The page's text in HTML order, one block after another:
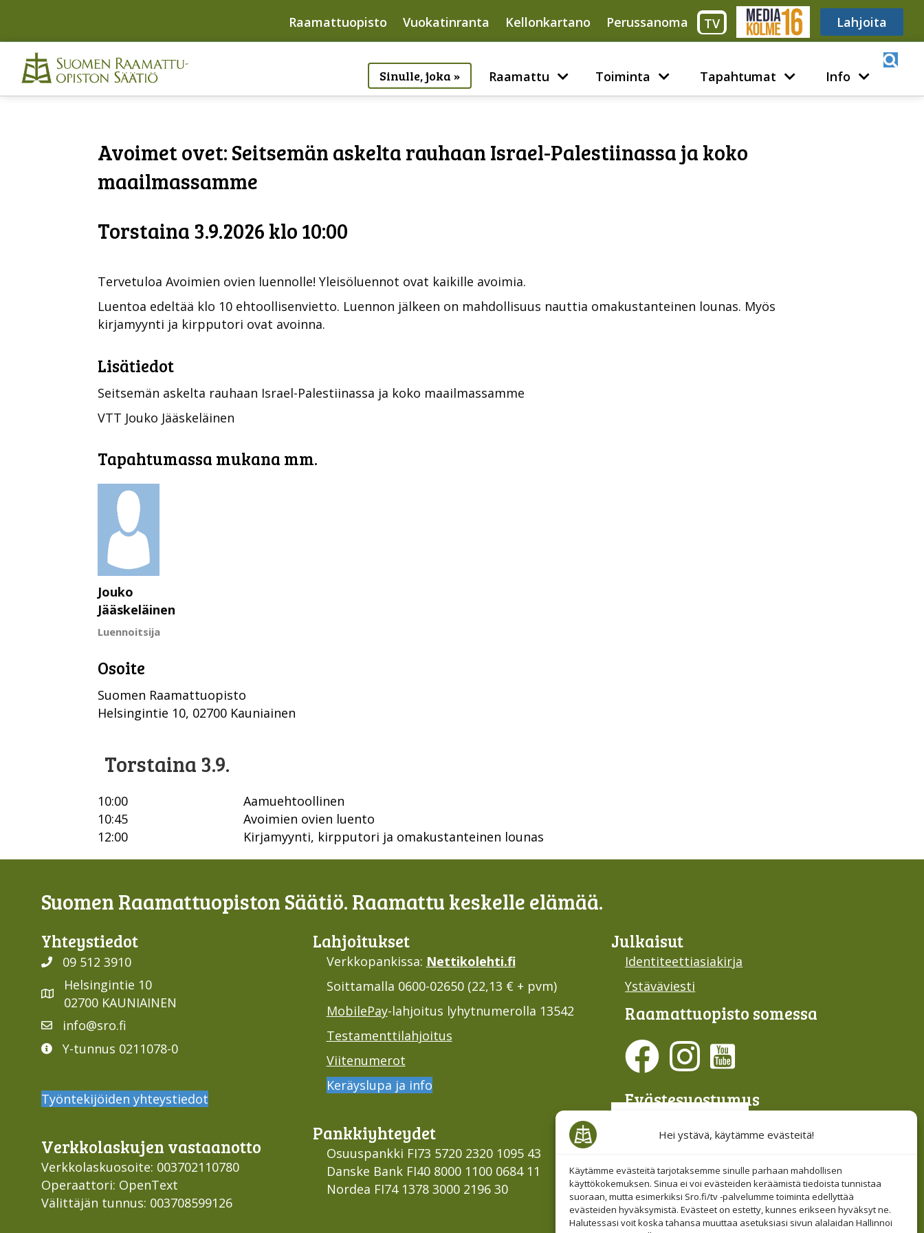
Hei ystävä, käytämme evästeitä!
Käytämme evästeitä tarjotaksemme sinulle parhaan mahdollisen
käyttökokemuksen. Sinua ei voi evästeiden keräämistä tiedoista tunnistaa
suoraan, mutta esimerkiksi Sro.fi/tv -palvelumme toiminta edellyttää
evästeiden hyväksymistä. Evästeet on estetty, kunnes erikseen hyväksyt ne.
Halutessasi voit koska tahansa muuttaa asetuksiasi sivun alalaidan Hallinnoi
Raamattuopisto Vuokatinranta Kellonkartano Perussanoma TV Media316 Lahjoita
Sinulle, joka » Raamattu Toiminta Tapahtumat Info
Avoimet ovet: Seitsemän askelta rauhaan Israel-Palestiinassa ja koko
maailmassamme
Torstaina 3.9.2026 klo 10:00
Tervetuloa Avoimien ovien luennolle! Yleisöluennot ovat kaikille avoimia.
Luentoa edeltää klo 10 ehtoollisenvietto. Luennon jälkeen on mahdollisuus nauttia omakustanteinen lounas. Myös
kirjamyynti ja kirpputori ovat avoinna.
Lisätiedot
Seitsemän askelta rauhaan Israel-Palestiinassa ja koko maailmassamme
VTT Jouko Jääskeläinen
Tapahtumassa mukana mm.
Jouko
Jääskeläinen
Luennoitsija
Osoite
Suomen Raamattuopisto
Helsingintie 10, 02700 Kauniainen
Torstaina 3.9.
10:00
Aamuehtoollinen
10:45
Avoimien ovien luento
12:00
Kirjamyynti, kirpputori ja omakustanteinen lounas
Suomen Raamattuopiston Säätiö. Raamattu keskelle elämää.
Yhteys­tiedot
09 512 3910
Helsingintie 10
02700 KAUNIAINEN
info@sro.fi
Y-tunnus 0211078-0
Työntekijöiden yhteystiedot
Verkko­laskujen vastaan­otto
Verkkolaskuosoite: 003702110780
Operaattori: OpenText
Välittäjän tunnus: 003708599126
Lahjoi­tukset
Verkkopankissa: Nettikolehti.fi
Soittamalla 0600-02650 (22,13 € + pvm)
MobilePay-lahjoitus lyhytnumerolla 13542
Testamenttilahjoitus
Viitenumerot
Keräyslupa ja info
Pankki­yhteydet
Osuuspankki FI73 5720 2320 1095 43
Danske Bank FI40 8000 1100 0684 11
Nordea FI74 1378 3000 2196 30
Julkaisut
Identiteettiasiakirja
Ystäväviesti
Raamattu­opisto somessa
Evästesuostumus
Etsi sivuiltamme